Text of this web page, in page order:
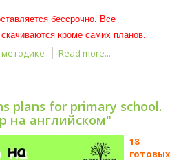
бессрочно. Все
кроме самих планов.
Read more...
plans for primary school.
на английском"
18
готовых